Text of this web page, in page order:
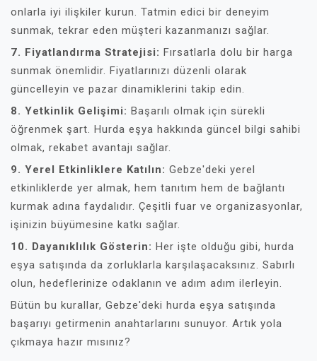
onlarla iyi ilişkiler kurun. Tatmin edici bir deneyim
sunmak, tekrar eden müşteri kazanmanızı sağlar.
7. Fiyatlandırma Stratejisi: Fırsatlarla dolu bir harga
sunmak önemlidir. Fiyatlarınızı düzenli olarak
güncelleyin ve pazar dinamiklerini takip edin.
8. Yetkinlik Gelişimi: Başarılı olmak için sürekli
öğrenmek şart. Hurda eşya hakkında güncel bilgi sahibi
olmak, rekabet avantajı sağlar.
9. Yerel Etkinliklere Katılın: Gebze'deki yerel
etkinliklerde yer almak, hem tanıtım hem de bağlantı
kurmak adına faydalıdır. Çeşitli fuar ve organizasyonlar,
işinizin büyümesine katkı sağlar.
10. Dayanıklılık Gösterin: Her işte olduğu gibi, hurda
eşya satışında da zorluklarla karşılaşacaksınız. Sabırlı
olun, hedeflerinize odaklanın ve adım adım ilerleyin.
Bütün bu kurallar, Gebze'deki hurda eşya satışında
başarıyı getirmenin anahtarlarını sunuyor. Artık yola
çıkmaya hazır mısınız?